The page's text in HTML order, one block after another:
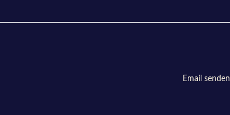
Email senden